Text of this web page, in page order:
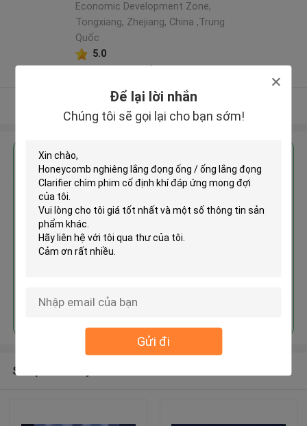
Để lại lời nhắn
Chúng tôi sẽ gọi lại cho bạn sớm!
Gửi đi
Economic Development Zone,
Tongxiang, Zhejiang, China ,Trung
Quốc
5.0
Xem thêm
ống / ống lắng đọng Clarifier
chìm phim cố định khí
Tiếp tục
Sản phẩm khuyến cáo